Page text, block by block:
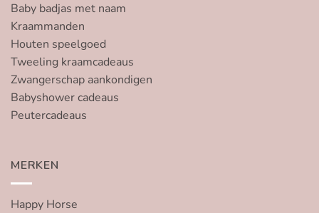
Baby badjas met naam
Kraammanden
Houten speelgoed
Tweeling kraamcadeaus
Zwangerschap aankondigen
Babyshower cadeaus
Peutercadeaus
MERKEN
Happy Horse